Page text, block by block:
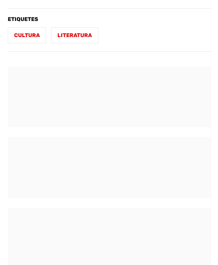
ETIQUETES
CULTURA LITERATURA